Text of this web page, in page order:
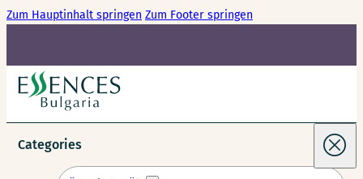
Zum Hauptinhalt springen Zum Footer springen
Categories